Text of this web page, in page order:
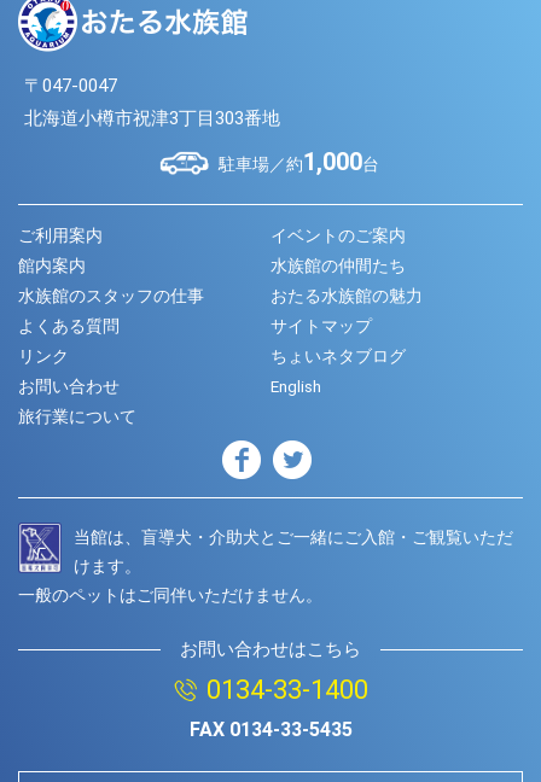
〒047-0047
北海道小樽市祝津3丁目303番地
駐車場／約1,000台
ご利用案内
イベントのご案内
館内案内
水族館の仲間たち
水族館のスタッフの仕事
おたる水族館の魅力
よくある質問
サイトマップ
リンク
ちょいネタブログ
お問い合わせ
English
旅行業について
当館は、盲導犬・介助犬とご一緒にご入館・ご観覧いただ
けます。
一般のペットはご同伴いただけません。
お問い合わせはこちら
0134-33-1400
FAX 0134-33-5435